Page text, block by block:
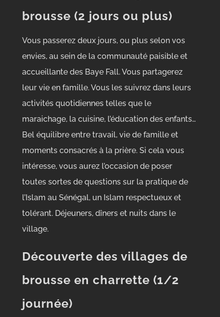
brousse (2 jours ou plus)
Vous passerez deux jours, ou plus selon vos
envies, au sein de la communauté paisible et
accueillante des Baye Fall. Vous partagerez
leur vie en famille. Vous les suivrez dans leurs
activités quotidiennes telles que le
maraichage, la cuisine, l’éducation des enfants…
Bel équilibre entre travail, vie de famille et
moments consacrés à la prière. Si cela vous
intéresse, vous aurez l’occasion de poser
toutes sortes de questions sur la pratique de
l’Islam au Sénégal, un Islam respectueux et
tolérant. Déjeuners, dîners et nuits dans le
village.
Découverte des villages de
brousse en charrette (1/2
journée)